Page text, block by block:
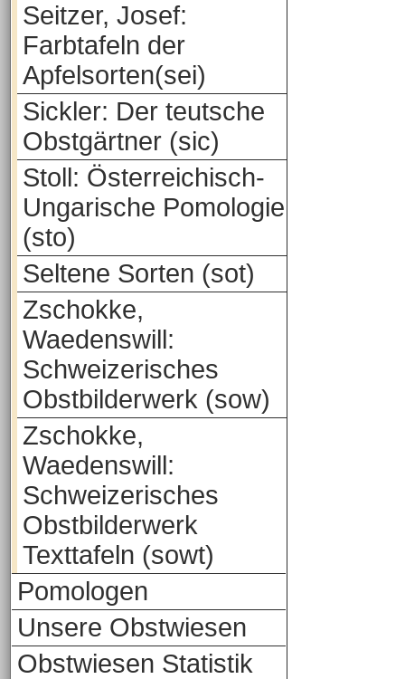
Seitzer, Josef:
Farbtafeln der
Apfelsorten(sei)
Sickler: Der teutsche
Obstgärtner (sic)
Stoll: Österreichisch-
Ungarische Pomologie
(sto)
Seltene Sorten (sot)
Zschokke,
Waedenswill:
Schweizerisches
Obstbilderwerk (sow)
Zschokke,
Waedenswill:
Schweizerisches
Obstbilderwerk
Texttafeln (sowt)
Pomologen
Unsere Obstwiesen
Obstwiesen Statistik